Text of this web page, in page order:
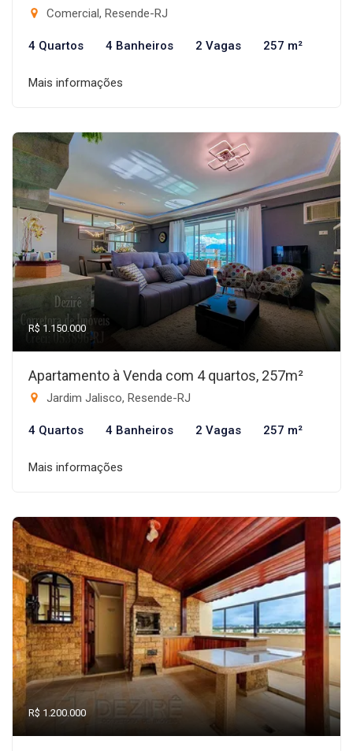
Comercial, Resende-RJ
4 Quartos 4 Banheiros 2 Vagas 257 m²
Mais informações
R$ 1.150.000
Apartamento à Venda com 4 quartos, 257m²
Jardim Jalisco, Resende-RJ
4 Quartos 4 Banheiros 2 Vagas 257 m²
Mais informações
R$ 1.200.000